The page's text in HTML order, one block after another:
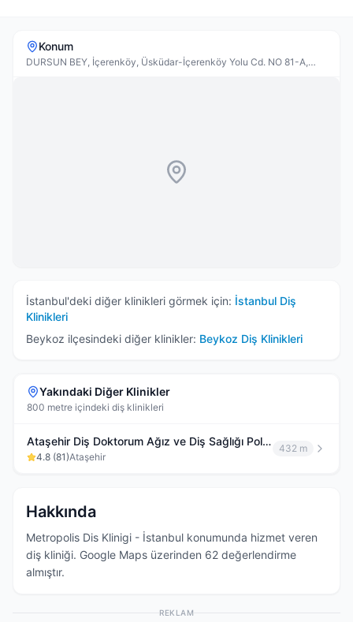
Konum
DURSUN BEY, İçerenköy, Üsküdar-İçerenköy Yolu Cd. NO 81-A,
İstanbul'deki diğer klinikleri görmek için: İstanbul Diş
Klinikleri
Beykoz ilçesindeki diğer klinikler: Beykoz Diş Klinikleri
Yakındaki Diğer Klinikler
800 metre içindeki diş klinikleri
Ataşehir Diş Doktorum Ağız ve Diş Sağlığı Polikliniği
4.8 (81)Ataşehir
432 m
Hakkında
Metropolis Dis Klinigi - İstanbul konumunda hizmet veren
diş kliniği. Google Maps üzerinden 62 değerlendirme
almıştır.
REKLAM